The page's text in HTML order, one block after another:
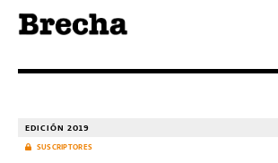
EDICIÓN 2019
SUSCRIPTORES